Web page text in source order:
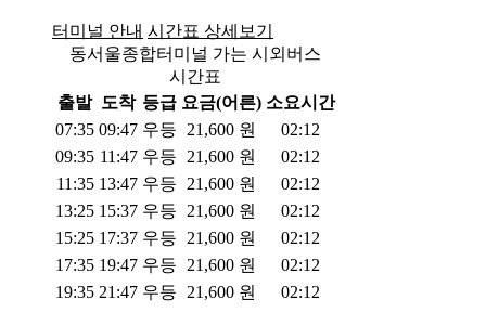
터미널 안내 시간표 상세보기
동서울종합터미널 가는 시외버스
시간표
출발 도착 등급 요금(어른) 소요시간
07:35 09:47 우등 21,600 원
02:12
09:35 11:47 우등 21,600 원
02:12
11:35 13:47 우등 21,600 원
02:12
13:25 15:37 우등 21,600 원
02:12
15:25 17:37 우등 21,600 원
02:12
17:35 19:47 우등 21,600 원
02:12
19:35 21:47 우등 21,600 원 02:12